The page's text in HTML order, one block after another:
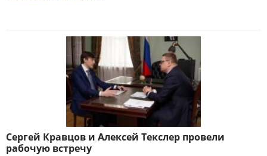
Сергей Кравцов и Алексей Текслер провели
рабочую встречу